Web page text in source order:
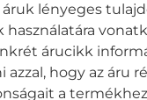
áruk lényeges
használatára
árucikk
hogy az áru
a